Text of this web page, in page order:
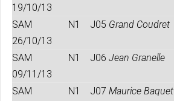
19/10/13
SAM
26/10/13
N1 J05 Grand Coudret
SAM
09/11/13
N1 J06 Jean Granelle
SAM
N1 J07 Maurice Baquet